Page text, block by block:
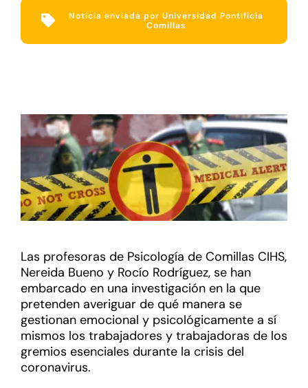
Noticia enviada por Universidad Pontificia
Comillas
Las profesoras de Psicología de Comillas CIHS,
Nereida Bueno y Rocío Rodríguez, se han
embarcado en una investigación en la que
pretenden averiguar de qué manera se
gestionan emocional y psicológicamente a sí
mismos los trabajadores y trabajadoras de los
gremios esenciales durante la crisis del
coronavirus.